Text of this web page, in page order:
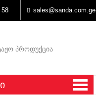
58 sales@sanda.com.ge
პროდუქცია